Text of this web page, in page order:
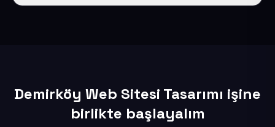
Demirköy Web Sitesi Tasarımı işine
birlikte başlayalım